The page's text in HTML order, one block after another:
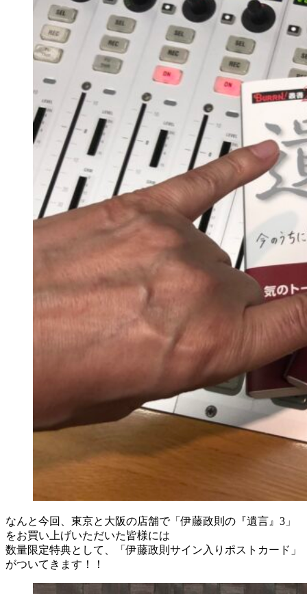
なんと今回、東京と大阪の店舗で「伊藤政則の『遺言』3」
をお買い上げいただいた皆様には
数量限定特典として、「伊藤政則サイン入りポストカード」
がついてきます！！